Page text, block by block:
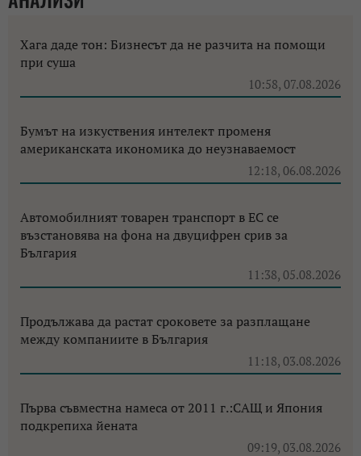
Хага даде тон: Бизнесът да не разчита на помощи
при суша
10:58, 07.08.2026
Бумът на изкуствения интелект променя
американската икономика до неузнаваемост
12:18, 06.08.2026
Автомобилният товарен транспорт в ЕС се
възстановява на фона на двуцифрен срив за
България
11:38, 05.08.2026
Продължава да растат сроковете за разплащане
между компаниите в България
11:18, 03.08.2026
Първа съвместна намеса от 2011 г.:САЩ и Япония
подкрепиха йената
09:19, 03.08.2026